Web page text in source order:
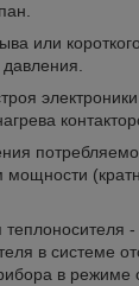
или
-
в системе
в режиме